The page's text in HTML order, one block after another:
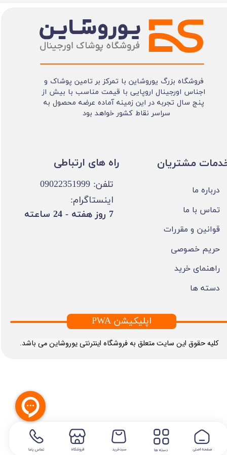
فروشگاه بزرگ یوروشاین با تمرکز بر تامین پوشاک و
اجناس اورجینال اروپایی با قیمت مناسب با بیش از
پنج سال تجربه در این زمینه آماده عرضه محصول به
سراسر نقاط کشور خواهد بود
​کلیه حقوق این سایت متعلق به فروشگاه اینترنتی یوروشاین می باشد.
مشتریان
درباره ما
تماس با ما
قوانین و مقررات
حریم خصوصی
راهنمای خرید
دسته ها
تلفن: 09022351999
اینستاگرام:
​7 روز هفته - 24 ساعته ​​​​​​​
PWA اپلیکیشن
​​راه های ارتباطی